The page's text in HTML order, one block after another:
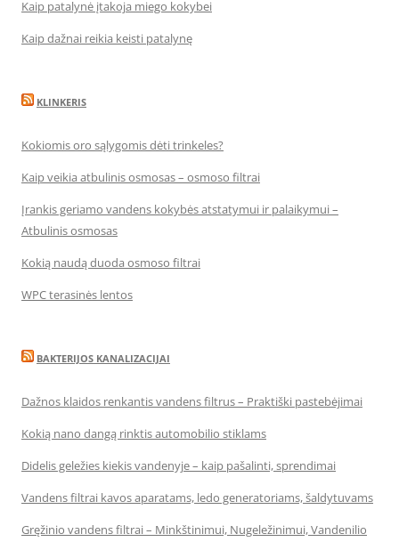
Kaip patalynė įtakoja miego kokybei
Kaip dažnai reikia keisti patalynę
KLINKERIS
Kokiomis oro sąlygomis dėti trinkeles?
Kaip veikia atbulinis osmosas – osmoso filtrai
Įrankis geriamo vandens kokybės atstatymui ir palaikymui –
Atbulinis osmosas
Kokią naudą duoda osmoso filtrai
WPC terasinės lentos
BAKTERIJOS KANALIZACIJAI
Dažnos klaidos renkantis vandens filtrus – Praktiški pastebėjimai
Kokią nano dangą rinktis automobilio stiklams
Didelis geležies kiekis vandenyje – kaip pašalinti, sprendimai
Vandens filtrai kavos aparatams, ledo generatoriams, šaldytuvams
Gręžinio vandens filtrai – Minkštinimui, Nugeležinimui, Vandenilio